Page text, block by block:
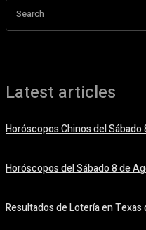
Search
Latest articles
Horóscopos Chinos del
Horóscopos del Sábado 8 de
Resultados de Lotería en